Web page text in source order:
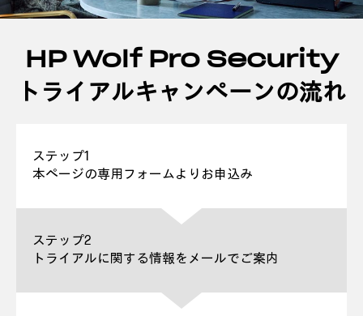
HP Wolf Pro Security
トライアルキャンペーンの流れ
ステップ1
本ページの専用フォームよりお申込み
ステップ2
トライアルに関する情報をメールでご案内